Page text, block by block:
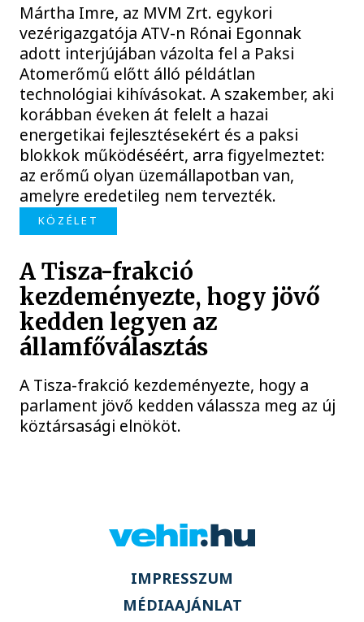
Mártha Imre, az MVM Zrt. egykori
vezérigazgatója ATV-n Rónai Egonnak
adott interjújában vázolta fel a Paksi
Atomerőmű előtt álló példátlan
technológiai kihívásokat. A szakember, aki
korábban éveken át felelt a hazai
energetikai fejlesztésekért és a paksi
blokkok működéséért, arra figyelmeztet:
az erőmű olyan üzemállapotban van,
amelyre eredetileg nem tervezték.
KÖZÉLET
A Tisza-frakció
kezdeményezte, hogy jövő
kedden legyen az
államfőválasztás
A Tisza-frakció kezdeményezte, hogy a
parlament jövő kedden válassza meg az új
köztársasági elnököt.
IMPRESSZUM
MÉDIAAJÁNLAT